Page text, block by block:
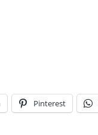
Pinterest